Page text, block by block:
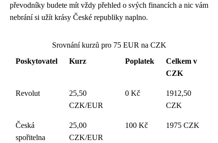
převodníky budete mít vždy přehled o svých financích a nic vám
nebrání si užít krásy České republiky naplno.
Srovnání kurzů pro 75 EUR na CZK
Poskytovatel
Kurz Poplatek
Celkem v
CZK
Revolut
25,50
CZK/EUR
0 Kč
1912,50
CZK
Česká
spořitelna
25,00
CZK/EUR
100 Kč 1975 CZK